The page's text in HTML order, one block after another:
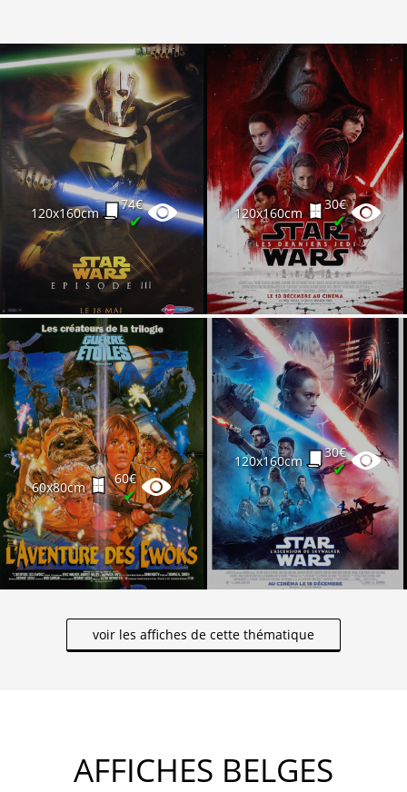
120x160cm
74€
✔ 120x160cm
30€
✔
60x80cm
60€
✔
120x160cm
30€
✔
voir les affiches de cette thématique
AFFICHES BELGES